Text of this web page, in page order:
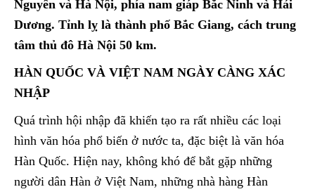
Nguyên và Hà Nội, phía nam giáp Bắc Ninh và Hải
Dương. Tỉnh lỵ là thành phố Bắc Giang, cách trung
tâm thủ đô Hà Nội 50 km.
HÀN QUỐC VÀ VIỆT NAM NGÀY CÀNG XÁC
NHẬP
Quá trình hội nhập đã khiến tạo ra rất nhiều các loại
hình văn hóa phổ biến ở nước ta, đặc biệt là văn hóa
Hàn Quốc. Hiện nay, không khó để bắt gặp những
người dân Hàn ở Việt Nam, những nhà hàng Hàn